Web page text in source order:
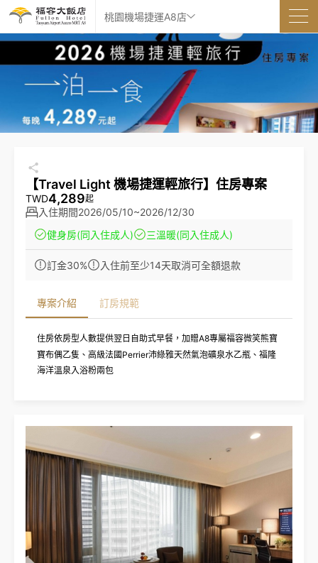
桃園機場捷運A8店
【Travel Light 機場捷運輕旅行】住房專案
TWD4,289起
入住期間2026/05/10~2026/12/30
健身房(同入住成人) 三溫暖(同入住成人)
訂金30% 入住前至少14天取消可全額退款
專案介紹
住房依房型人數提供翌日自助式早餐，加贈A8專屬福容微笑熊寶
寶布偶乙隻、高級法國Perrier沛綠雅天然氣泡礦泉水乙瓶、福隆
海洋溫泉入浴粉兩包
訂房規範